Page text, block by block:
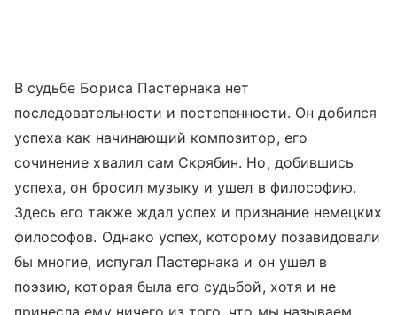
В судьбе Бориса Пастернака нет
последовательности и постепенности. Он добился
успеха как начинающий композитор, его
сочинение хвалил сам Скрябин. Но, добившись
успеха, он бросил музыку и ушел в философию.
Здесь его также ждал успех и признание немецких
философов. Однако успех, которому позавидовали
бы многие, испугал Пастернака и он ушел в
поэзию, которая была его судьбой, хотя и не
принесла ему ничего из того, что мы называем